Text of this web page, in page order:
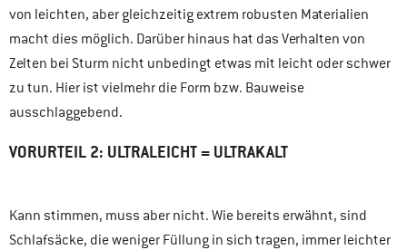
von leichten, aber gleichzeitig extrem robusten Materialien
macht dies möglich. Darüber hinaus hat das Verhalten von
Zelten bei Sturm nicht unbedingt etwas mit leicht oder schwer
zu tun. Hier ist vielmehr die Form bzw. Bauweise
ausschlaggebend.
VORURTEIL 2: ULTRALEICHT = ULTRAKALT
Kann stimmen, muss aber nicht. Wie bereits erwähnt, sind
Schlafsäcke, die weniger Füllung in sich tragen, immer leichter